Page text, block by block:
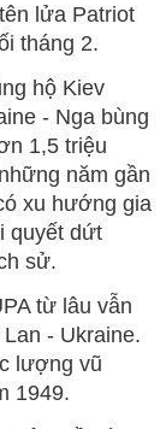
lửa Patriot
tháng 2.
hộ Kiev
- Nga bùng
1,5 triệu
năm gần
xu hướng gia
quyết dứt
sử.
từ lâu vẫn
- Ukraine.
lượng vũ
1949.